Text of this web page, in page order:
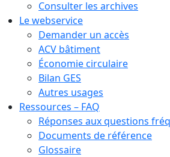
Consulter les archives
Le webservice
Demander un accès
ACV bâtiment
Économie circulaire
Bilan GES
Autres usages
Ressources – FAQ
Réponses aux questions
Documents de référence
Glossaire